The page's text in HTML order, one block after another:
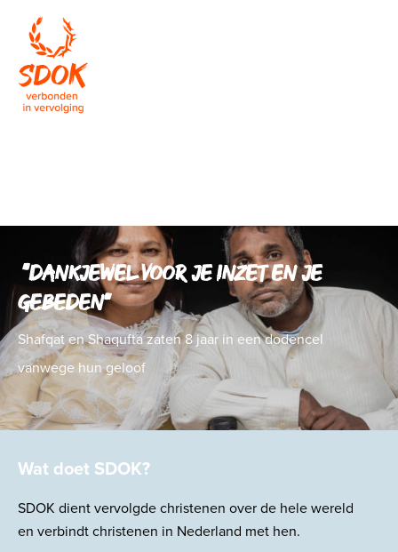
“Dankjewel voor je inzet en je
gebeden”
Shafqat en Shaqufta zaten 8 jaar in een dodencel
vanwege hun geloof
Wat doet SDOK?
SDOK dient vervolgde christenen over de hele wereld
en verbindt christenen in Nederland met hen.